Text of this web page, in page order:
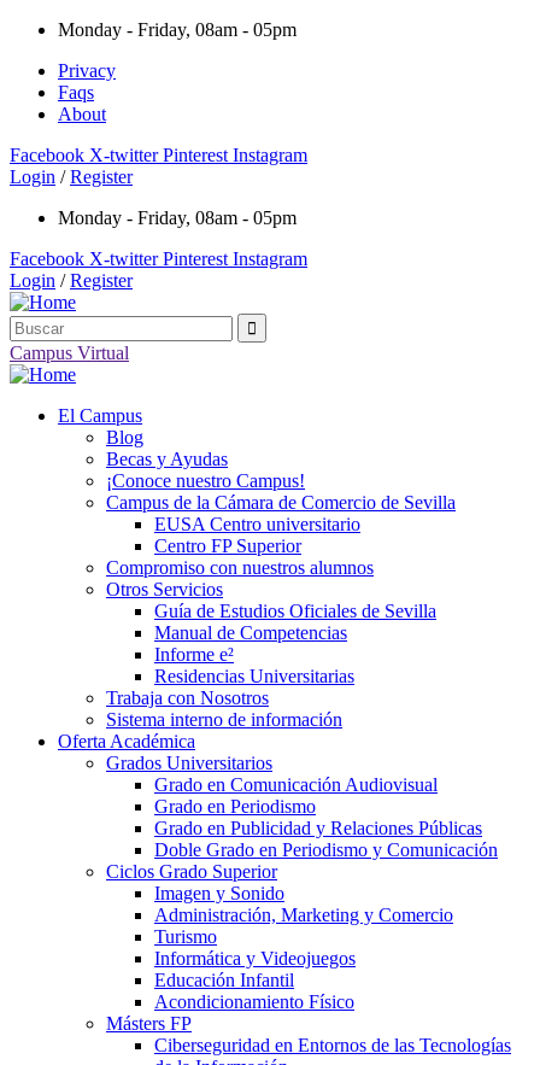
Monday - Friday, 08am - 05pm
Privacy
Faqs
About
Facebook X-twitter Pinterest Instagram
Login / Register
Monday - Friday, 08am - 05pm
Facebook X-twitter Pinterest Instagram
Login / Register
Campus Virtual
El Campus
Blog
Becas y Ayudas
¡Conoce nuestro Campus!
Campus de la Cámara de Comercio de Sevilla
EUSA Centro universitario
Centro FP Superior
Compromiso con nuestros alumnos
Otros Servicios
Guía de Estudios Oficiales de Sevilla
Manual de Competencias
Informe e²
Residencias Universitarias
Trabaja con Nosotros
Sistema interno de información
Oferta Académica
Grados Universitarios
Grado en Comunicación Audiovisual
Grado en Periodismo
Grado en Publicidad y Relaciones Públicas
Doble Grado en Periodismo y Comunicación
Ciclos Grado Superior
Imagen y Sonido
Administración, Marketing y Comercio
Turismo
Informática y Videojuegos
Educación Infantil
Acondicionamiento Físico
Másters FP
Ciberseguridad en Entornos de las Tecnologías